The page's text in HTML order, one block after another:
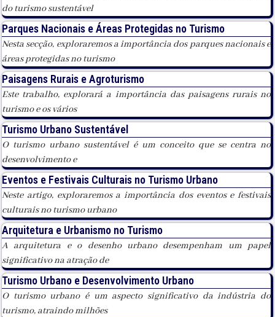
do turismo sustentável
Parques Nacionais e Áreas Protegidas no Turismo
Nesta secção, exploraremos a importância dos parques nacionais e
áreas protegidas no turismo
Paisagens Rurais e Agroturismo
Este trabalho, explorará a importância das paisagens rurais no
turismo e os vários
Turismo Urbano Sustentável
O turismo urbano sustentável é um conceito que se centra no
desenvolvimento e
Eventos e Festivais Culturais no Turismo Urbano
Neste artigo, exploraremos a importância dos eventos e festivais
culturais no turismo urbano
Arquitetura e Urbanismo no Turismo
A arquitetura e o desenho urbano desempenham um papel
significativo na atração de
Turismo Urbano e Desenvolvimento Urbano
O turismo urbano é um aspecto significativo da indústria do
turismo, atraindo milhões